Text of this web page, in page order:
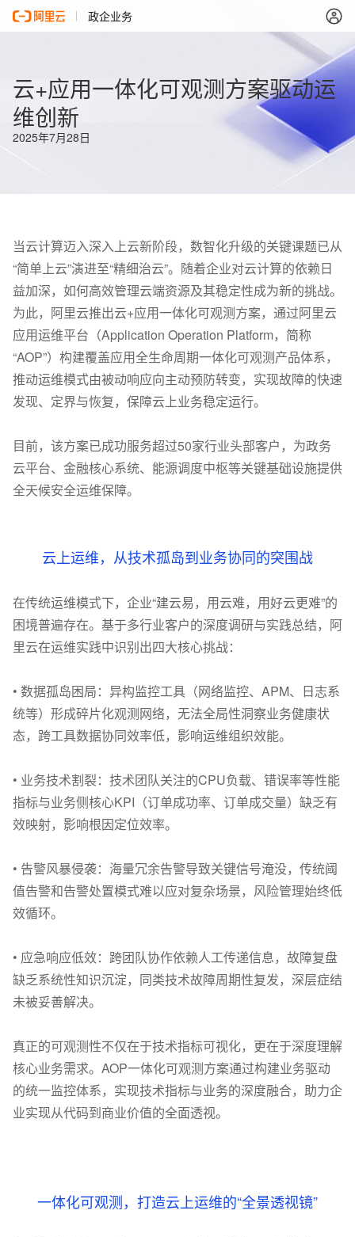
政企业务
云+应用一体化可观测方案驱动运
维创新
2025年7月28日
当云计算迈入深入上云新阶段，数智化升级的关键课题已从
“简单上云”演进至“精细治云”。随着企业对云计算的依赖日
益加深，如何高效管理云端资源及其稳定性成为新的挑战。
为此，阿里云推出云+应用一体化可观测方案，通过阿里云
应用运维平台（Application Operation Platform，简称
“AOP”）构建覆盖应用全生命周期一体化可观测产品体系，
推动运维模式由被动响应向主动预防转变，实现故障的快速
发现、定界与恢复，保障云上业务稳定运行。
目前，该方案已成功服务超过50家行业头部客户，为政务
云平台、金融核心系统、能源调度中枢等关键基础设施提供
全天候安全运维保障。
云上运维，从技术孤岛到业务协同的突围战
在传统运维模式下，企业“建云易，用云难，用好云更难”的
困境普遍存在。基于多行业客户的深度调研与实践总结，阿
里云在运维实践中识别出四大核心挑战：
• 数据孤岛困局：异构监控工具（网络监控、APM、日志系
统等）形成碎片化观测网络，无法全局性洞察业务健康状
态，跨工具数据协同效率低，影响运维组织效能。
• 业务技术割裂：技术团队关注的CPU负载、错误率等性能
指标与业务侧核心KPI（订单成功率、订单成交量）缺乏有
效映射，影响根因定位效率。
• 告警风暴侵袭：海量冗余告警导致关键信号淹没，传统阈
值告警和告警处置模式难以应对复杂场景，风险管理始终低
效循环。
• 应急响应低效：跨团队协作依赖人工传递信息，故障复盘
缺乏系统性知识沉淀，同类技术故障周期性复发，深层症结
未被妥善解决。
真正的可观测性不仅在于技术指标可视化，更在于深度理解
核心业务需求。AOP一体化可观测方案通过构建业务驱动
的统一监控体系，实现技术指标与业务的深度融合，助力企
业实现从代码到商业价值的全面透视。
一体化可观测，打造云上运维的“全景透视镜”